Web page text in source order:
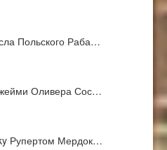
Польского Раба…
Оливера Сос…
Рупертом Мердок…